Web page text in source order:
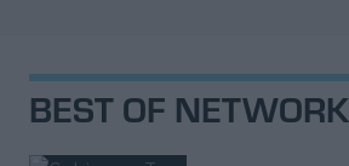
BEST OF NETWORK